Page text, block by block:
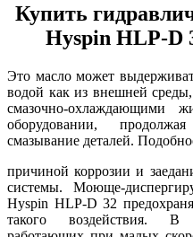
Купить
Hyspin HLP-D
Это масло может
водой как из внешней
смазочно-охлаждающими
оборудовании,
смазывание деталей.
причиной коррозии и
системы. Моюще-
Hyspin HLP-D 32
такого воздействия. В